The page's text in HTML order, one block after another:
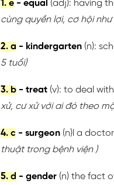
1. e - equal (adj): having
cùng quyền lợi, cơ hội
2. a - kindergarten (n):
5 tuổi)
3. b - treat (v): to deal
xử, cư xử với ai đó theo
4. c - surgeon (n)l a
thuật trong bệnh viện )
5. d - gender (n) the fact